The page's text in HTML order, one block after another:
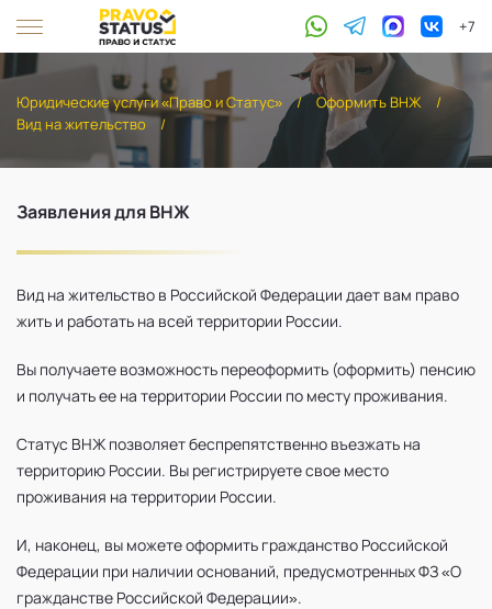
+7
Юридические услуги «Право и Статус» / Оформить ВНЖ
/
Вид на жительство
/
Заявления для ВНЖ
Вид на жительство в Российской Федерации дает вам право
жить и работать на всей территории России.
Вы получаете возможность переоформить (оформить) пенсию
и получать ее на территории России по месту проживания.
Статус ВНЖ позволяет беспрепятственно въезжать на
территорию России. Вы регистрируете свое место
проживания на территории России.
И, наконец, вы можете оформить гражданство Российской
Федерации при наличии оснований, предусмотренных ФЗ «О
гражданстве Российской Федерации».